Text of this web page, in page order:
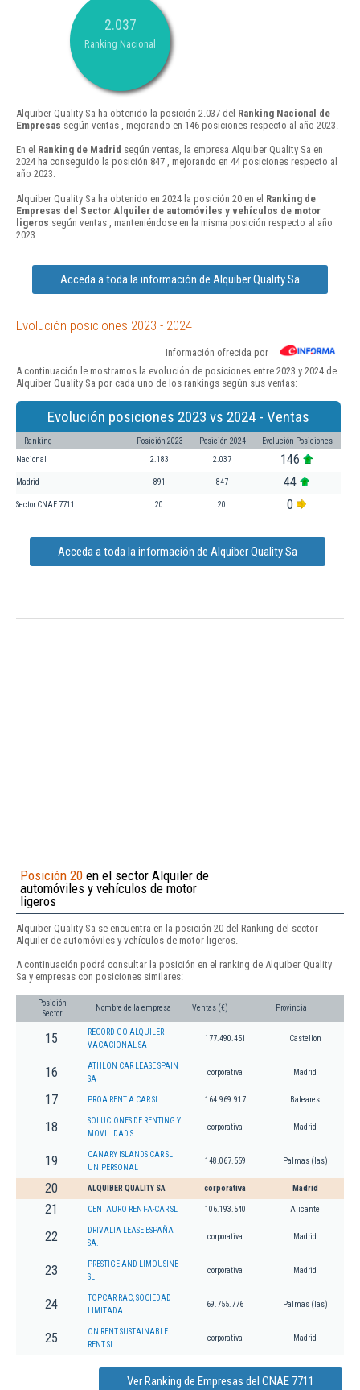
2.037
Ranking Nacional
Alquiber Quality Sa ha obtenido la posición 2.037 del Ranking Nacional de
Empresas según ventas , mejorando en 146 posiciones respecto al año 2023.
En el Ranking de Madrid según ventas, la empresa Alquiber Quality Sa en
2024 ha conseguido la posición 847 , mejorando en 44 posiciones respecto al
año 2023.
Alquiber Quality Sa ha obtenido en 2024 la posición 20 en el Ranking de
Empresas del Sector Alquiler de automóviles y vehículos de motor
ligeros según ventas , manteniéndose en la misma posición respecto al año
2023.
Acceda a toda la información de Alquiber Quality Sa
Evolución posiciones 2023 - 2024
Información ofrecida por
A continuación le mostramos la evolución de posiciones entre 2023 y 2024 de
Alquiber Quality Sa por cada uno de los rankings según sus ventas:
Evolución posiciones 2023 vs 2024 - Ventas
Ranking Posición 2023 Posición 2024 Evolución Posiciones
Nacional 2.183 2.037 146
Madrid 891 847 44
Sector CNAE 7711 20 20 0
Acceda a toda la información de Alquiber Quality Sa
Posición 20 en el sector Alquiler de
automóviles y vehículos de motor
ligeros
Alquiber Quality Sa se encuentra en la posición 20 del Ranking del sector
Alquiler de automóviles y vehículos de motor ligeros.
A continuación podrá consultar la posición en el ranking de Alquiber Quality
Sa y empresas con posiciones similares:
Posición
Sector
Nombre de la empresa Ventas (€) Provincia
15
RECORD GO ALQUILER
VACACIONAL SA
177.490.451 Castellon
16
ATHLON CAR LEASE SPAIN
SA
corporativa Madrid
17 PROA RENT A CAR SL. 164.969.917 Baleares
18
SOLUCIONES DE RENTING Y
MOVILIDAD S.L.
corporativa Madrid
19
CANARY ISLANDS CAR SL
UNIPERSONAL
148.067.559 Palmas (las)
20 ALQUIBER QUALITY SA corporativa Madrid
21 CENTAURO RENT-A-CAR SL 106.193.540 Alicante
22
DRIVALIA LEASE ESPAÑA
SA.
corporativa Madrid
23
PRESTIGE AND LIMOUSINE
SL
corporativa Madrid
24
TOPCAR RAC, SOCIEDAD
LIMITADA.
69.755.776 Palmas (las)
25
ON RENT SUSTAINABLE
RENT SL.
corporativa Madrid
Ver Ranking de Empresas del CNAE 7711